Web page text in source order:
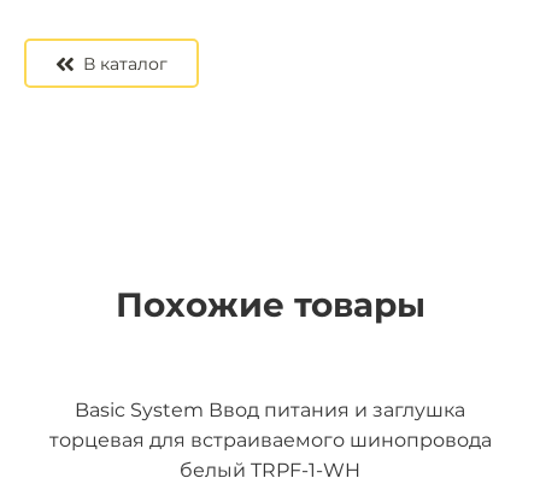
В каталог
Похожие товары
Basic System Ввод питания и заглушка
торцевая для встраиваемого шинопровода
белый TRPF-1-WH